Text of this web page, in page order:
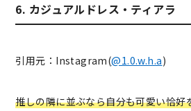
6. カジュアルドレス・ティアラ
引用元：Instagram(@1.0.w.h.a)
推しの隣に並ぶなら自分も可愛い恰好